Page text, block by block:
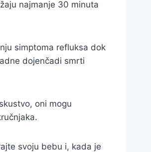
najmanje 30 minuta
simptoma refluksa dok
dojenčadi smrti
oni mogu
svoju bebu i, kada je